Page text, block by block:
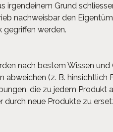
irgendeinem Grund
nachweisbar den
gegriffen werden.
nach bestem Wissen
(z. B.
die zu jedem
neue Produkte zu